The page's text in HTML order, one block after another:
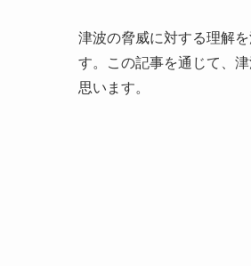
津波の脅威に対する理解
す。この記事を通じて、
思います。